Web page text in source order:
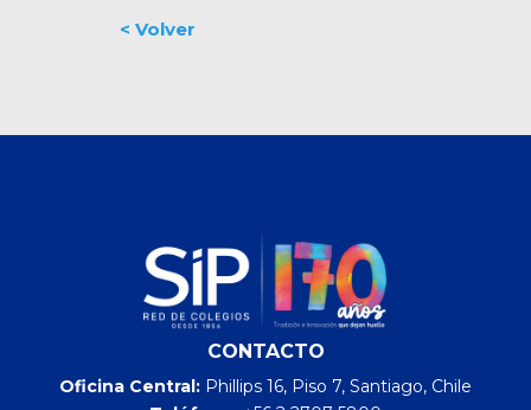
CONTACTO
Oficina Central: Phillips 16, Piso 7, Santiago, Chile